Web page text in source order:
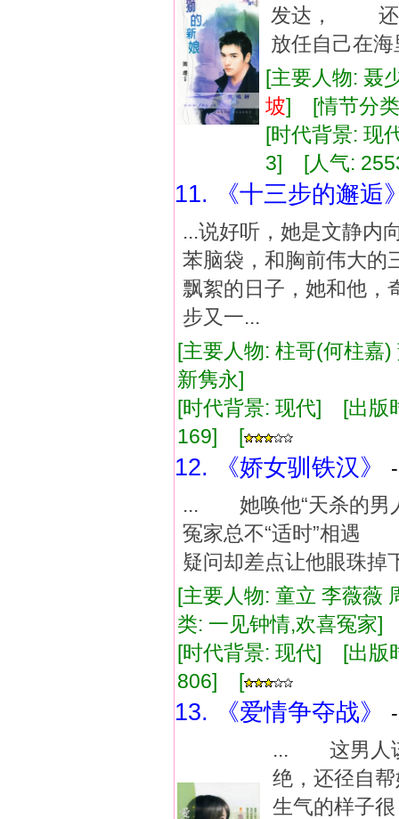
发达， 还
放任自己在
[主要人物: 聂
坡] [情节分
[时代背景:
3] [人气:
11. 《十三步的邂逅
...说好听，她是文静内
苯脑袋，和胸前伟大的
飘絮的日子，她和他，
步又一...
[主要人物: 柱哥(何柱
新隽永]
[时代背景: 现代] [出
169] [
12. 《娇女驯铁汉》
... 她唤他“天杀的男
冤家总不“适时”相
疑问却差点让他眼珠
[主要人物: 童立 李薇薇
类: 一见钟情,欢喜冤
[时代背景: 现代] [出
806] [
13. 《爱情争夺战》
... 这男人
绝，还径自
生气的样子